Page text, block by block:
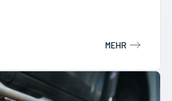
MEHR